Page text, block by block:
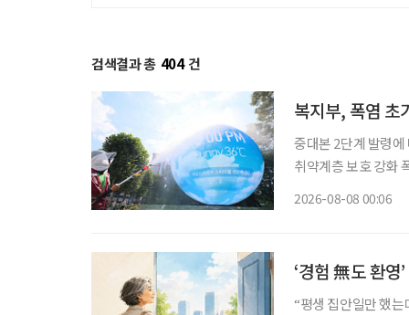
검색결과 총 404 건
복지부, 폭염 초
중대본 2단계 발령
취약계층 보호 강화 폭염
2026-08-08 00:06
‘경험 無도 환영
“평생 집안일만 했